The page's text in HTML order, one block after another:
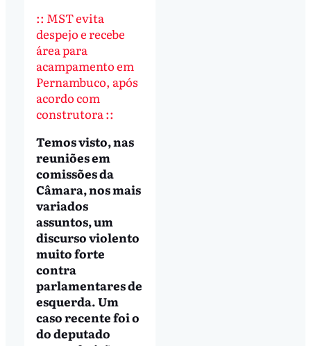
:: MST evita
despejo e recebe
área para
acampamento em
Pernambuco, após
acordo com
construtora ::
Temos visto, nas
reuniões em
comissões da
Câmara, nos mais
variados
assuntos, um
discurso violento
muito forte
contra
parlamentares de
esquerda. Um
caso recente foi o
do deputado